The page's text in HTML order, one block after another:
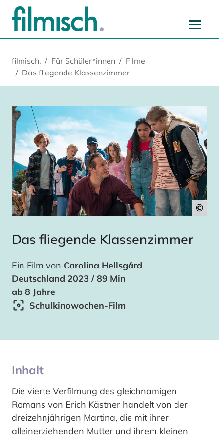
Hauptinhalt springen
Hauptnavigation springen
Cookie-Einstellungen springen
Startseite springen
filmisch. Für Schüler*innen
Filme
Das fliegende Klassenzimmer
©
Das fliegende Klassenzimmer
Ein Film von Carolina Hellsgård
Deutschland 2023 / 89 Min
ab 8 Jahre
Schulkinowochen-Film
Inhalt
Die vierte Verfilmung des gleichnamigen
Romans von Erich Kästner handelt von der
dreizehnjährigen Martina, die mit ihrer
alleinerziehenden Mutter und ihrem kleinen